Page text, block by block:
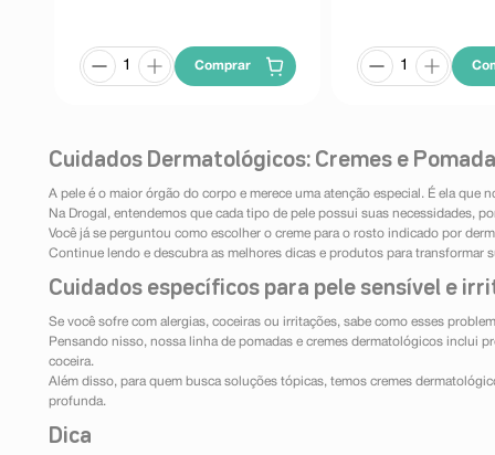
Comprar
Cuidados Dermatológicos: Cremes e
A pele é o maior órgão do corpo e merece uma atenção especial. É ela
Na Drogal, entendemos que cada tipo de pele possui suas necessidades,
Você já se perguntou como escolher o creme para o rosto indicado por
Continue lendo e descubra as melhores dicas e produtos para transformar
Cuidados específicos para pele sensível e
Se você sofre com alergias, coceiras ou irritações, sabe como esses
Pensando nisso, nossa linha de pomadas e cremes dermatológicos inclui
coceira.
Além disso, para quem busca soluções tópicas, temos cremes
profunda.
Dica